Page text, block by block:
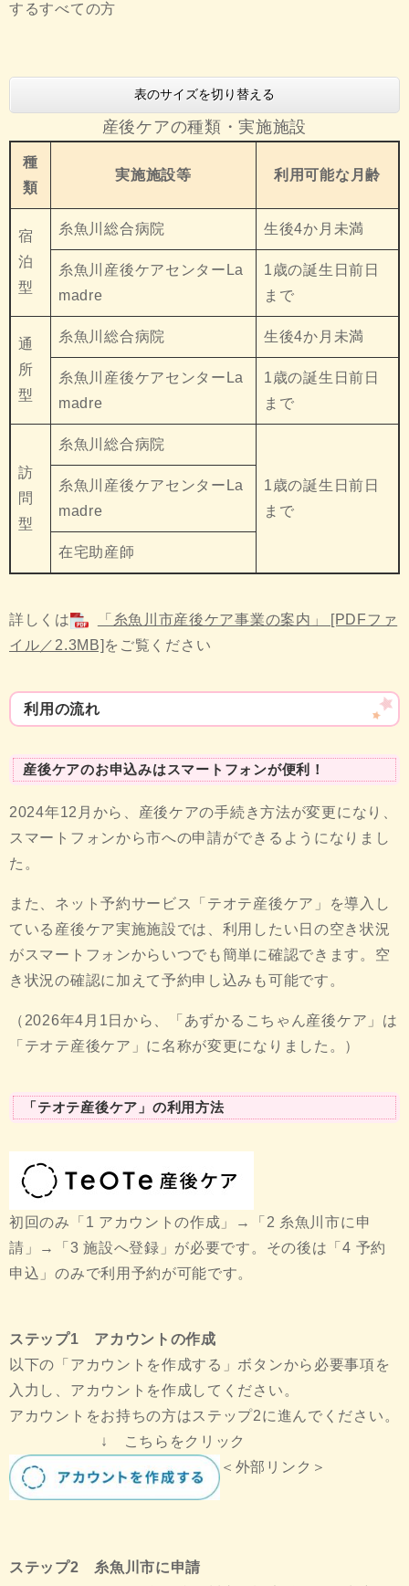
するすべての方
表のサイズを切り替える
産後ケアの種類・実施施設
種
類
実施施設等 利用可能な月齢
宿
泊
型
糸魚川総合病院 生後4か月未満
糸魚川産後ケアセンターLa
madre
1歳の誕生日前日
まで
通
所
型
糸魚川総合病院 生後4か月未満
糸魚川産後ケアセンターLa
madre
1歳の誕生日前日
まで
訪
問
型
糸魚川総合病院
1歳の誕生日前日
まで
糸魚川産後ケアセンターLa
madre
在宅助産師
詳しくは
「糸魚川市産後ケア事業の案内」 [PDFファ
イル／2.3MB] をご覧ください
利用の流れ
産後ケアのお申込みはスマートフォンが便利！
2024年12月から、産後ケアの手続き方法が変更になり、
スマートフォンから市への申請ができるようになりまし
た。
また、ネット予約サービス「テオテ産後ケア」を導入し
ている産後ケア実施施設では、利用したい日の空き状況
がスマートフォンからいつでも簡単に確認できます。空
き状況の確認に加えて予約申し込みも可能です。
（2026年4月1日から、「あずかるこちゃん産後ケア」は
「テオテ産後ケア」に名称が変更になりました。）
「テオテ産後ケア」の利用方法
初回のみ「1 アカウントの作成」→「2 糸魚川市に申
請」→「3 施設へ登録」が必要です。その後は「4 予約
申込」のみで利用予約が可能です。
ステップ1 アカウントの作成
以下の「アカウントを作成する」ボタンから必要事項を
入力し、アカウントを作成してください。
アカウントをお持ちの方はステップ2に進んでください。
↓ こちらをクリック
＜外部リンク＞
ステップ2 糸魚川市に申請